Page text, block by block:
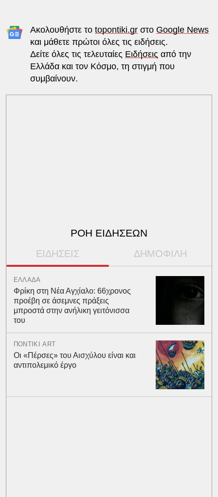
Ακολουθήστε το topontiki.grστο Google News
και μάθετε πρώτοι όλες τις ειδήσεις.
Δείτε όλες τις τελευταίες Ειδήσεις από την
Ελλάδα και τον Κόσμο, τη στιγμή που
συμβαίνουν.
ΡΟΗ ΕΙΔΗΣΕΩΝ
ΕΙΔΗΣΕΙΣ ΔΗΜΟΦΙΛΗ
ΕΛΛΑΔΑ
Φρίκη στη Νέα Αγχίαλο: 66χρονος
προέβη σε άσεμνες πράξεις
μπροστά στην ανήλικη γειτόνισσα
του
ΠΟΝΤΙΚΙ ART
Οι «Πέρσες» του Αισχύλου είναι και
αντιπολεμικό έργο